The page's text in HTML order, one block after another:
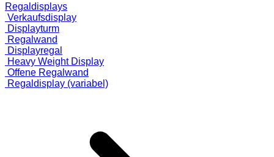
Regaldisplays
Verkaufsdisplay
Displayturm
Regalwand
Displayregal
Heavy Weight Display
Offene Regalwand
Regaldisplay (variabel)